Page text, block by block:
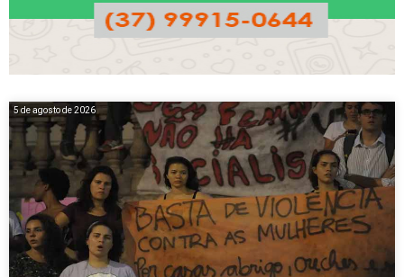
5 de agosto de 2026